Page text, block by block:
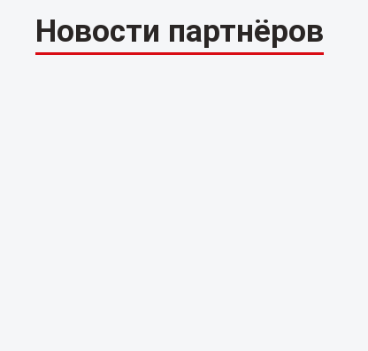
Новости партнёров